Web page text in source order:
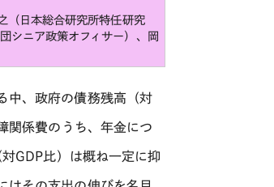
（日本総合研究所特任研究
シニア政策オフィサー）、岡
中、政府の債務残高（対
関係費のうち、年金につ
対GDP 比）は概ね一定に抑